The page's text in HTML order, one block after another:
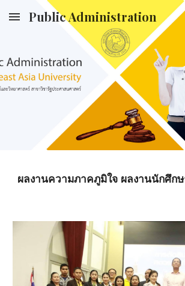
Skip to main content
Public Administration
ผลงานความภาคภูมิใจ ผลงานนักศึก